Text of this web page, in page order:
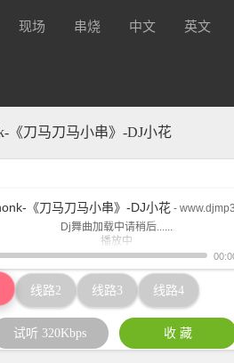
现场 串烧 中文 英文
《刀马刀马小串》-DJ小花
《刀马刀马小串》-DJ小花 -
Dj舞曲加载中请稍后......
播放中
www.djmp3.cc
线路2 线路3 线路4
试听 320Kbps 收 藏